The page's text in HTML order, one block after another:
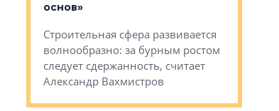
основ»
Строительная сфера развивается
волнообразно: за бурным ростом
следует сдержанность, считает
Александр Вахмистров